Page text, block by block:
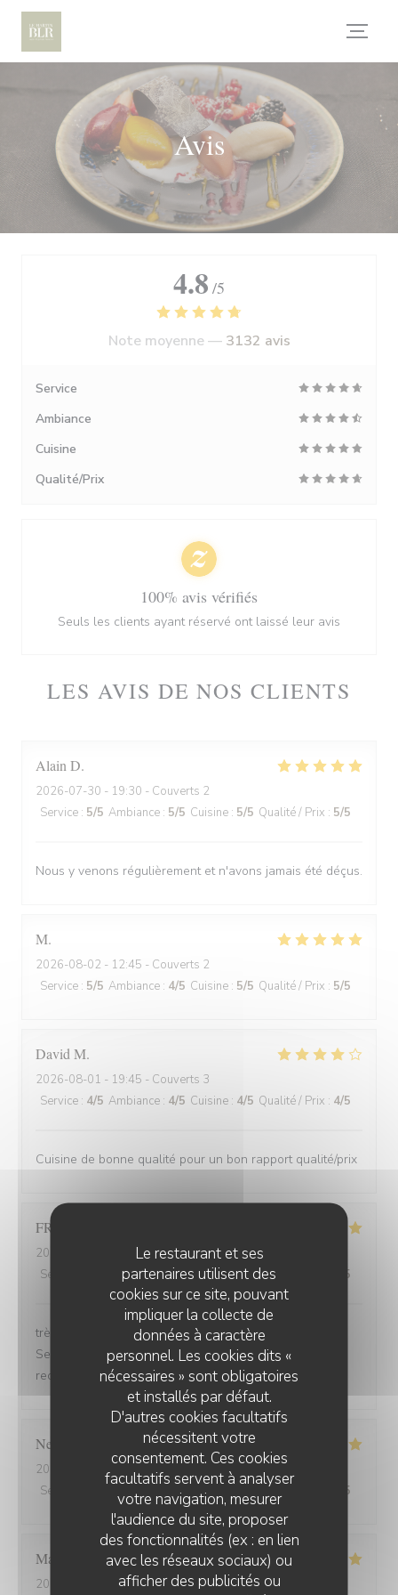
Personnalisation de vos choix en matière de cookies
Le restaurant et ses
partenaires utilisent des
cookies sur ce site, pouvant
impliquer la collecte de
données à caractère
personnel. Les cookies dits «
nécessaires » sont obligatoires
et installés par défaut.
D'autres cookies facultatifs
nécessitent votre
consentement. Ces cookies
facultatifs servent à analyser
votre navigation, mesurer
l'audience du site, proposer
des fonctionnalités (ex : en lien
avec les réseaux sociaux) ou
afficher des publicités ou
Avis
LES AVIS DE NOS CLIENTS
Alain D
2026-07-30 - 19:30 - Couverts 2
Service : 5/5 Ambiance : 5/5 Cuisine : 5/5 Qualité / Prix : 5/5
Nous y venons régulièrement et n'avons jamais été déçus.
M
2026-08-02 - 12:45 - Couverts 2
Service : 5/5 Ambiance : 4/5 Cuisine : 5/5 Qualité / Prix : 5/5
David M
2026-08-01 - 19:45 - Couverts 3
Service : 4/5 Ambiance : 4/5 Cuisine : 4/5 Qualité / Prix : 4/5
Cuisine de bonne qualité pour un bon rapport qualité/prix
FRANCOIS
2026-07-31
- 19:30 - Couverts 2
Service
Ambiance: 5/5 Cuisine:5/5 Qualité / Prix /5
très bonne soirée et très bon dîner, comme d'habitude.
Serveuse et serveur très professionnels. Nous
recommandons, jamais déçu.
Nelly
2026-07-31
- 20:00 - Couverts 2
Service
Ambiance /5 Cuisine Qualité / Prix /5
Marion
2026-07-30
- 19:30 - Couverts 2
4.8 /5
Note moyenne — 3132 avis
Service
Ambiance
Cuisine
Qualité/Prix
100% avis vérifiés
Seuls les clients ayant réservé ont laissé leur avis